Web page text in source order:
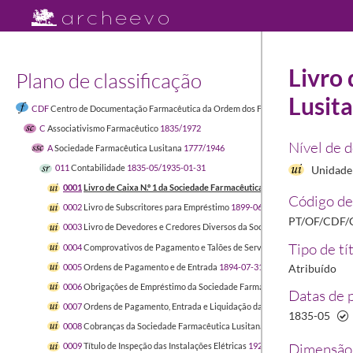
Plano de classificação
CDFCentro de Documentação Farmacêutica da Ordem dos Farmacêuticos
1449-04-
C Associativismo Farmacêutico 1835/1972
ASociedade Farmacêutica Lusitana 1777/1946
011 Contabilidade 1835-05/1935-01-31
0001 Livro de Caixa N.º 1 da Sociedade Farmacêutica Lusitana
0002 Livro de Subscritores para Empréstimo 1899-06-17/1914-10-07
0003 Livro de Devedores e Credores Diversos da Sociedade Farmacêutica
0004Comprovativos de Pagamento e Talões de Serviços Prestados à
0005Ordens de Pagamento e de Entrada 1894-07-31/1932-01-31
0006Obrigações de Empréstimo da Sociedade Farmacêutica Lusitana
0007Ordens de Pagamento, Entrada e Liquidação da Sociedade
0008Cobranças da Sociedade Farmacêutica Lusitana
0009Título de Inspeção das Instalações Elétricas 1928-02-02/1928-02-02
Livro
Nível de
Código
PT/OF/
Tipo de
Atribuído
Datas de
1835-05